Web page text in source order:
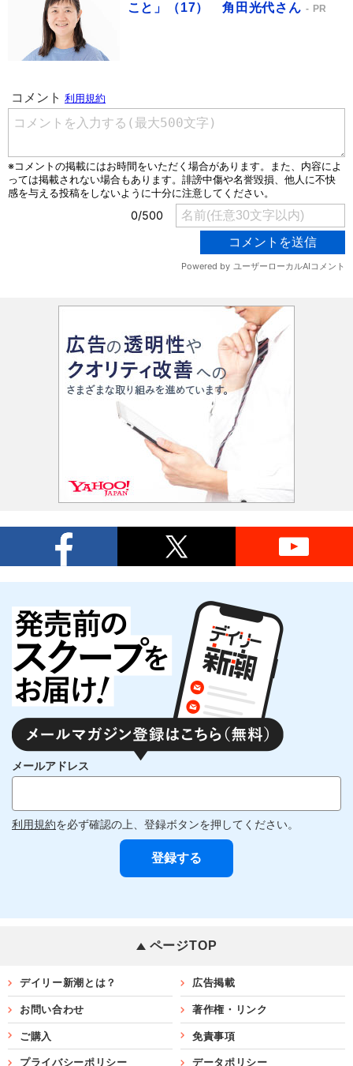
こと」（17） 角田光代さん
PR
メールアドレス
利用規約を必ず確認の上、登録ボタンを押してください。
ページTOP
デイリー新潮とは？ 広告掲載
お問い合わせ 著作権・リンク
ご購入 免責事項
プライバシーポリシー データポリシー